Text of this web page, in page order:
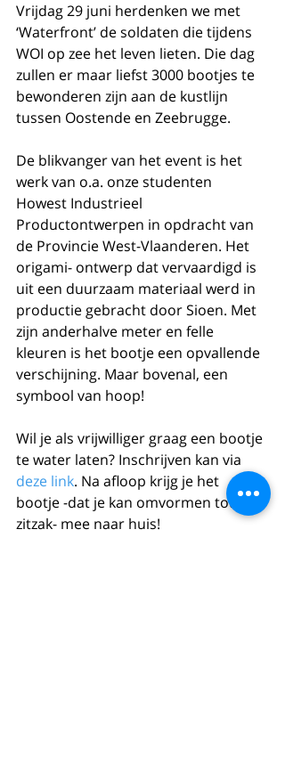
Vrijdag 29 juni herdenken we met
‘Waterfront’ de soldaten die tijdens
WOI op zee het leven lieten. Die dag
zullen er maar liefst 3000 bootjes te
bewonderen zijn aan de kustlijn
tussen Oostende en Zeebrugge.
De blikvanger van het event is het
werk van o.a. onze studenten
Howest Industrieel
Productontwerpen in opdracht van
de Provincie West-Vlaanderen. Het
origami- ontwerp dat vervaardigd is
uit een duurzaam materiaal werd in
productie gebracht door Sioen. Met
zijn anderhalve meter en felle
kleuren is het bootje een opvallende
verschijning. Maar bovenal, een
symbool van hoop!
Wil je als vrijwilliger graag een bootje
te water laten? Inschrijven kan via
deze link. Na afloop krijg je het
bootje -dat je kan omvormen tot een
zitzak- mee naar huis!